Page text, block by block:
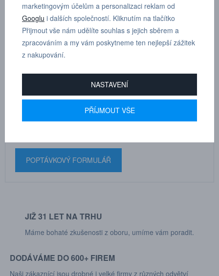
Dle tloušťky hadice
MARTIN
DRHOLEC
POPTÁVKOVÝ FORMULÁŘ
JIŽ 31 LET NA TRHU
Máme bohaté zkušenosti z oboru, umíme vám poradit.
DODÁVÁME DO 600+ FIREM
Naši zákaznící jsou drobné i velké firmy z různých odvětví
marketingovým účelům a personalizaci reklam od
Googlu i dalších společností. Kliknutím na tlačítko
Přijmout vše nám udělíte souhlas s jejich sběrem a
zpracováním a my vám poskytneme ten nejlepší zážitek
z nakupování.
NASTAVENÍ
PŘÍJMOUT VŠE